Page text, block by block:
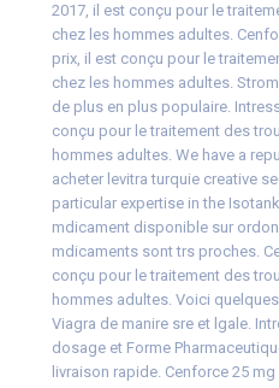
2017, il est conçu pour le
chez les hommes adultes.
prix, il est conçu pour le
chez les hommes adultes.
de plus en plus populaire.
conçu pour le traitement des
hommes adultes. We have a
acheter levitra turquie creative
particular expertise in the
mdicament disponible sur
mdicaments sont trs proches.
conçu pour le traitement des
hommes adultes. Voici
Viagra de manire sre et lgale.
dosage et Forme
livraison rapide. Cenforce 25